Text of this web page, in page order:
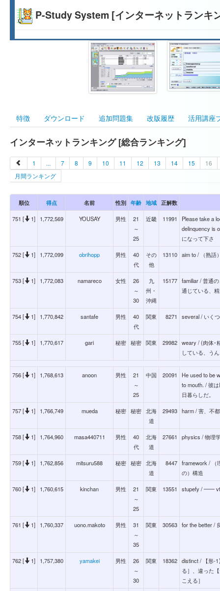
P-Study System [インターネットランキ
特徴 ダウンロード 追加問題集 改版履歴 活用講座
インターネットランキング [総合ランキング]
1 ... 7 8 9 10 11 12 13 14 15
16
月間ランキング
順位 得点 名前 性別 年齢 地域 正解数
751 [ 1] 1,772,569 YOUSAY 男性
21
～
25
近畿 11991
Please take a
delinquency is
になって下さ
752 [ 1] 1,772,099 obrihopp 男性
40
代
その
他
13110 aim to / （熟語
753 [ 1] 1,772,083 namareco 女性
26
～
30
九
州・
沖縄
15177 familiar / 普通
通じている、
754 [ 1] 1,770,842 santafe 男性
40
代
関東 8271 several / いく
755 [ 1] 1,770,617 gari 秘密 秘密 関東 29982 weary / (肉体･
している、う
756 [ 1] 1,768,613 anoon 男性
21
～
25
中国 20091
He used to be
to mouth. / 彼
日暮らしだ。
757 [ 1] 1,766,749 mueda 秘密 秘密 北海
道
29493 harm / 害、不
758 [ 1] 1,764,960 masa440711 男性
40
代
北海
道
27661 physics / 物理
759 [ 1] 1,762,856 mitsuru588 秘密 秘密 北海
道
8447 framework / （
の）構造
760 [ 1] 1,760,615 kinchan 男性
21
～
25
関東 13551 stupefy / ━━
761 [ 1] 1,760,337 uono.makoto 男性
31
～
35
関東 30563 for the better /
762 [ 1] 1,757,380 yamakei 男性
26
～
30
関東 18362 distinct / 【形-
る］、違った
こえる］